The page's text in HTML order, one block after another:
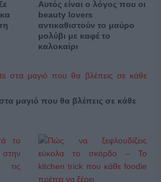
Αυτός είναι ο λόγος που οι
beauty lovers
αντικαθιστούν το μαύρο
μολύβι με καφέ το
καλοκαίρι
μαγιό που θα βλέπεις σε κάθε